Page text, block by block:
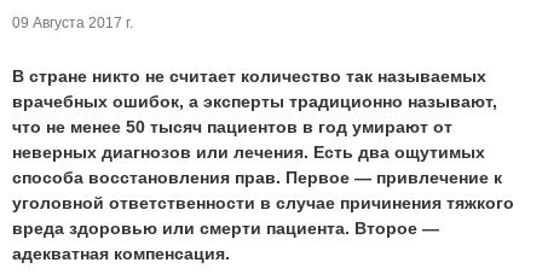
09 Августа 2017 г.
В стране никто не считает количество так называемых
врачебных ошибок, а эксперты традиционно называют,
что не менее 50 тысяч пациентов в год умирают от
неверных диагнозов или лечения. Есть два ощутимых
способа восстановления прав. Первое — привлечение к
уголовной ответственности в случае причинения тяжкого
вреда здоровью или смерти пациента. Второе —
адекватная компенсация.